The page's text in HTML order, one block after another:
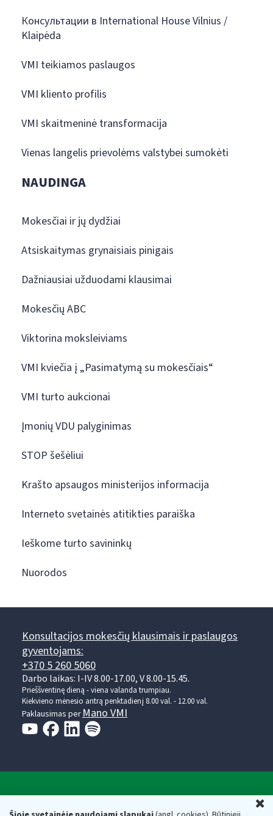
Консультации в International House Vilnius /
Klaipėda
VMI teikiamos paslaugos
VMI kliento profilis
VMI skaitmeninė transformacija
Vienas langelis prievolėms valstybei sumokėti
NAUDINGA
Mokesčiai ir jų dydžiai
Atsiskaitymas grynaisiais pinigais
Dažniausiai užduodami klausimai
Mokesčių ABC
Viktorina moksleiviams
VMI kviečia į „Pasimatymą su mokesčiais“
VMI turto aukcionai
Įmonių VDU palyginimas
STOP šešėliui
Krašto apsaugos ministerijos informacija
Interneto svetainės atitikties paraiška
Ieškome turto savininkų
Nuorodos
Konsultacijos mokesčių klausimais ir paslaugos
gyventojams:
+370 5 260 5060
Darbo laikas: I-IV 8.00-17.00, V 8.00-15.45.
Prieššventinę dieną - viena valanda trumpiau.
Kiekvieno mėnesio antrą penktadienį 8.00 val. - 12.00 val.
Paklausimas per Mano VMI